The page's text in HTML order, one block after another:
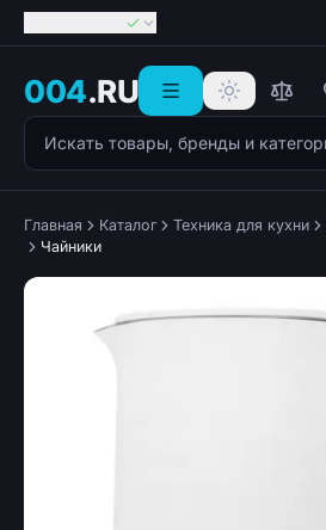
004.RU
Поиск товаров
Главная Каталог Техника для кухни
Чайники